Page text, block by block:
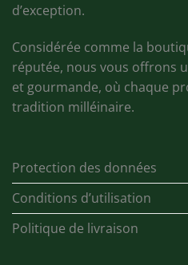
d’exception.
Considérée comme la
réputée, nous vous offrons
et gourmande, où chaque
tradition milléinaire.
Protection des données
Conditions d’utilisation
Politique de livraison